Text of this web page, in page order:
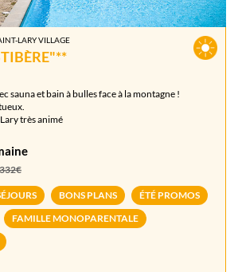
LARY VILLAGE
sauna et bain à bulles face à la montagne !
très animé
332€
BONS PLANS
ÉTÉ PROMOS
FAMILLE MONOPARENTALE